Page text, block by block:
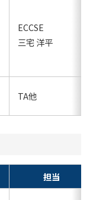
ECCSE
三宅 洋平
TA他
担当